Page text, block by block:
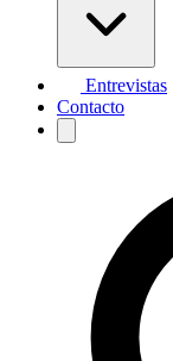
Entrevistas
Contacto